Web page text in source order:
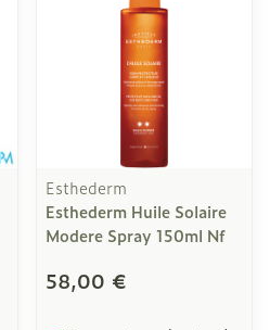
Esthederm
Esthederm Huile Solaire
Modere Spray 150ml Nf
58,00 €